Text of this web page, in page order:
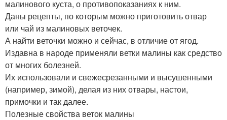
малинового куста, о противопоказаниях к ним.
Даны рецепты, по которым можно приготовить отвар
или чай из малиновых веточек.
А найти веточки можно и сейчас, в отличие от ягод.
Издавна в народе применяли ветки малины как средство
от многих болезней.
Их использовали и свежесрезанными и высушенными
(например, зимой), делая из них отвары, настои,
примочки и так далее.
Полезные свойства веток малины